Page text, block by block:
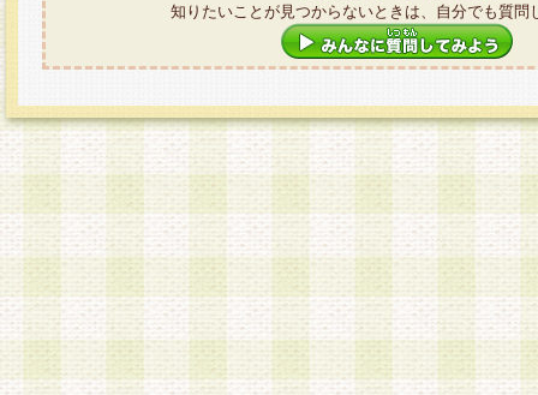
知りたいことが見つからないときは、自分でも質問